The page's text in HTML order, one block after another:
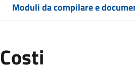
Moduli da compilare e
Costi